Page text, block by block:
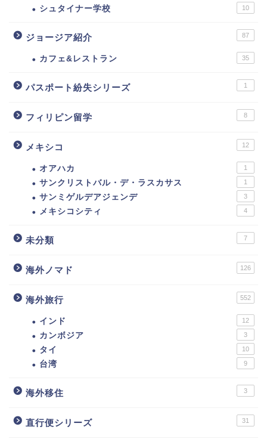
シュタイナー学校 10
ジョージア紹介 87
カフェ&レストラン 35
パスポート紛失シリーズ 1
フィリピン留学 8
メキシコ 12
オアハカ 1
サンクリストバル・デ・ラスカサス 1
サンミゲルデアジェンデ 3
メキシコシティ 4
未分類 7
海外ノマド 126
海外旅行 552
インド 12
カンボジア 3
タイ 10
台湾 9
海外移住 3
直行便シリーズ 31